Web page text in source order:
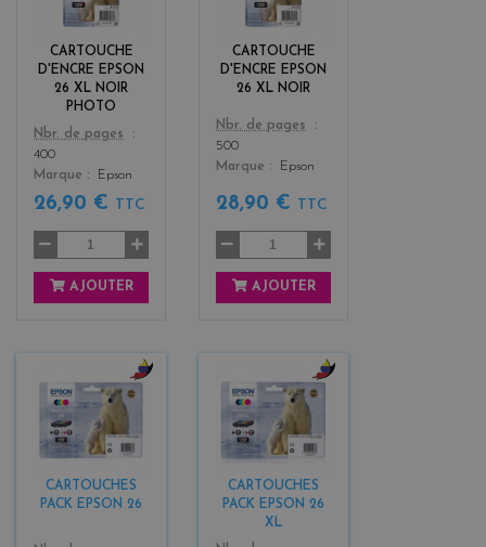
CARTOUCHE
D'ENCRE EPSON
26 XL NOIR
PHOTO
Color
k
Nbr. de pages
400
Marque
Epson
26,90 € TTC
AJOUTER
CARTOUCHE
D'ENCRE EPSON
26 XL NOIR
Color
k
Nbr. de pages
500
Marque
Epson
28,90 € TTC
AJOUTER
CARTOUCHES
PACK EPSON 26
b
a
c
k
+
CARTOUCHES
PACK EPSON 26
XL
b
a
c
k
+